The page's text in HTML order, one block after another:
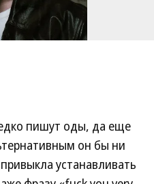
пишут оды, да еще
он бы ни
устанавливать